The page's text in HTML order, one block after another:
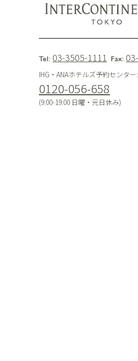
Tel: 03-3505-1111 Fax:
IHG・ANAホテルズ予約センター:
0120-056-658
(9:00-19:00 日曜・元日休み)